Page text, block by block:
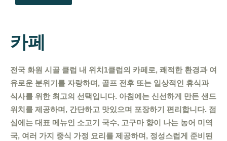
카페
전국 화원 시골 클럽 내 위치 1클럽의 카페로, 쾌적한 환경과 여
유로운 분위기를 자랑하며, 골프 전후 또는 일상적인 휴식과
식사를 위한 최고의 선택입니다. 아침에는 신선하게 만든 샌드
위치를 제공하며, 간단하고 맛있으며 포장하기 편리합니다. 점
심에는 대표 메뉴인 소고기 국수, 고구마 향이 나는 농어 미역
국, 여러 가지 중식 가정 요리를 제공하며, 정성스럽게 준비된